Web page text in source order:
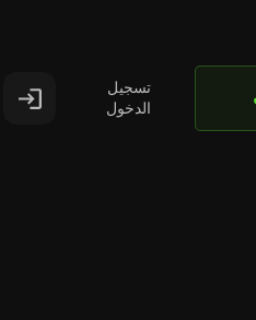
تسجيل
الدخول